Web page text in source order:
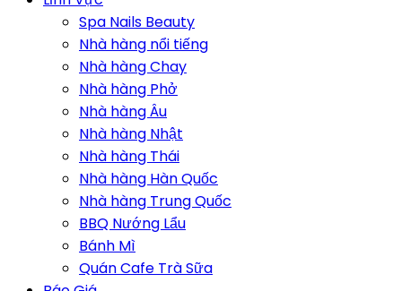
Spa Nails Beauty
Nhà hàng nổi tiếng
Nhà hàng Chay
Nhà hàng Phở
Nhà hàng Âu
Nhà hàng Nhật
Nhà hàng Thái
Nhà hàng Hàn Quốc
Nhà hàng Trung Quốc
BBQ Nướng Lẩu
Bánh Mì
Quán Cafe Trà Sữa